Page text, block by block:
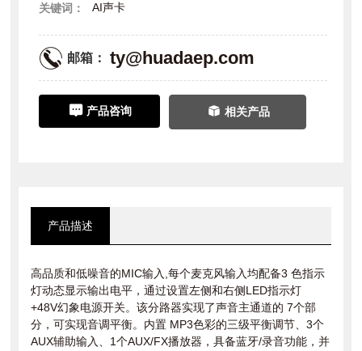
关键词： AI声卡
邮箱： ty@huadaep.com
产品咨询 相关产品
产品描述
高品质和低噪音的MIC输入,每个麦克风输入均配备3 色指示
灯动态显示输出电平，通过设置左侧和右侧LED指示灯
+48V幻象电源开关。该分路器实现了声音主通道的 7个部
分，可实现音调平衡。内置 MP3色彩的三级平衡调节、3个
AUX辅助输入、1个AUX/FX播放器，具备蓝牙/录音功能，并